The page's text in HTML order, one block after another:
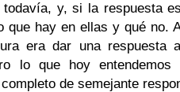
todavía, y, si la respuesta
que hay en ellas y qué no.
era dar una respuesta
lo que hoy
de semejante